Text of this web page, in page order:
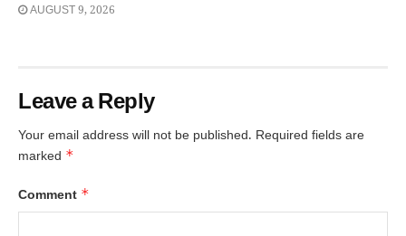
AUGUST 9, 2026
Leave a Reply
Your email address will not be published. Required fields are
marked *
Comment *